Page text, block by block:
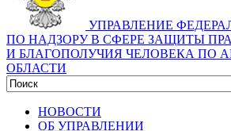
УПРАВЛЕНИЕ
ПО НАДЗОРУ В СФЕРЕ ЗАЩИТЫ
И БЛАГОПОЛУЧИЯ ЧЕЛОВЕКА ПО
ОБЛАСТИ
НОВОСТИ
ОБ УПРАВЛЕНИИ